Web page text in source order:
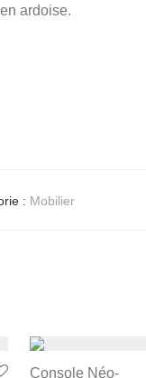
ardoise.
: Mobilier
Console Néo-